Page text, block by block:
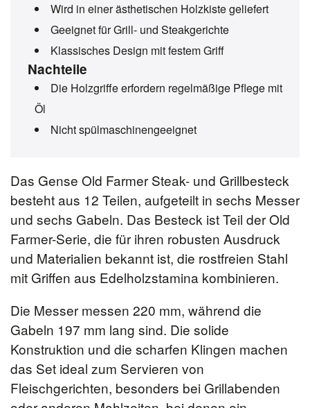
Das Gense Old Farmer Steak- und Grillbesteck
besteht aus 12 Teilen, aufgeteilt in sechs Messer
und sechs Gabeln. Das Besteck ist Teil der Old
Farmer-Serie, die für ihren robusten Ausdruck
und Materialien bekannt ist, die rostfreien Stahl
mit Griffen aus Edelholzstamina kombinieren.
Die Messer messen 220 mm, während die
Gabeln 197 mm lang sind. Die solide
Konstruktion und die scharfen Klingen machen
das Set ideal zum Servieren von
Fleischgerichten, besonders bei Grillabenden
Wird in einer ästhetischen Holzkiste geliefert
Geeignet für Grill- und Steakgerichte
Klassisches Design mit festem Griff
Nachteile
Die Holzgriffe erfordern regelmäßige Pflege mit
Öl
Nicht spülmaschinengeeignet